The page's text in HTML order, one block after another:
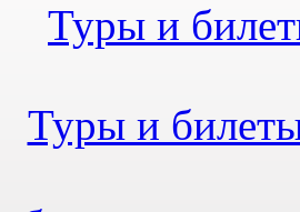
Туры и
Туры и